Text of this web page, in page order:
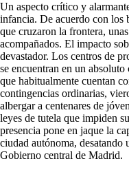
Un aspecto crítico y
infancia. De acuerdo con los
que cruzaron la frontera,
acompañados. El impacto
devastador. Los centros de
se encuentran en un
que habitualmente cuentan
contingencias ordinarias,
albergar a centenares de
leyes de tutela que impiden
presencia pone en jaque la
ciudad autónoma,
Gobierno central de Madrid.